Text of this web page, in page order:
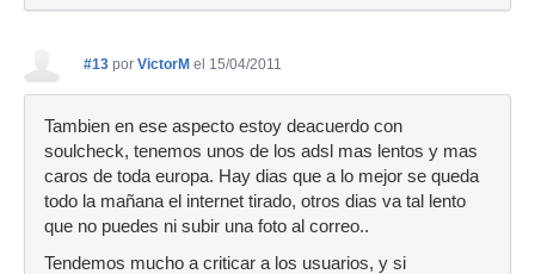
#13 por VictorM el 15/04/2011
Tambien en ese aspecto estoy deacuerdo con
soulcheck, tenemos unos de los adsl mas lentos y mas
caros de toda europa. Hay dias que a lo mejor se queda
todo la mañana el internet tirado, otros dias va tal lento
que no puedes ni subir una foto al correo..
Tendemos mucho a criticar a los usuarios, y si